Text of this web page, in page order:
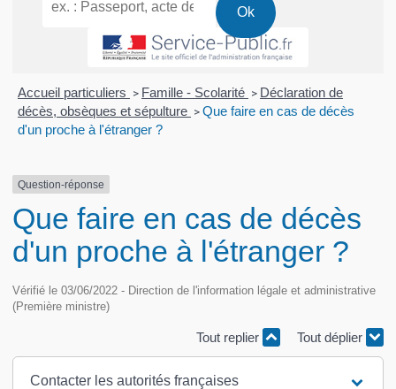
Accueil particuliers > Famille - Scolarité > Déclaration de
décès, obsèques et sépulture > Que faire en cas de décès
d'un proche à l'étranger ?
Question-réponse
Que faire en cas de décès
d'un proche à l'étranger ?
Vérifié le 03/06/2022 - Direction de l'information légale et administrative
(Première ministre)
Tout replier Tout déplier
Contacter les autorités françaises